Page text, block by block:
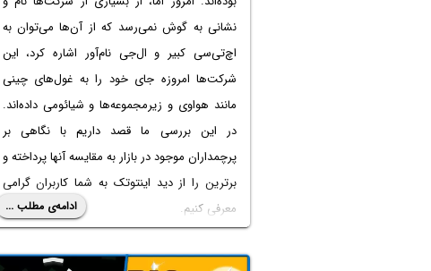
نشانی به گوش نمی‌رسد که از آن‌ها می‌توان به
اچ‌تی‌سی کبیر و ال‌جی نام‌آور اشاره کرد، این
شرکت‌ها امروزه جای خود را به غول‌های چینی
مانند هواوی و زیرمجموعه‌ها و شیائومی داده‌اند.
در این بررسی ما قصد داریم با نگاهی بر
پرچمداران موجود در بازار به مقایسه آنها پرداخته و
برترین را از دید اینتوتک به شما کاربران گرامی
معرفی کنیم.
با اینتوتک همراه باشید تا با بررسی برترین
گوشی‌های موجود در بازار در خرید گوشی
ادامه‌ی مطلب ...